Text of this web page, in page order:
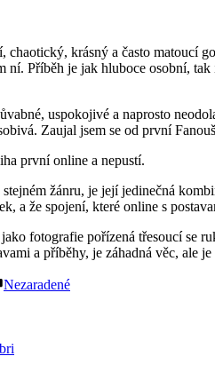
krásný a často matoucí
Příběh je jak hluboce osobní,
uspokojivé a naprosto
Zaujal jsem se od první
první online a nepustí.
žánru, je její jedinečná
a že spojení, které online s
fotografie pořízená třesoucí se
a příběhy, je záhadná věc, ale
Posted
Nezaradené